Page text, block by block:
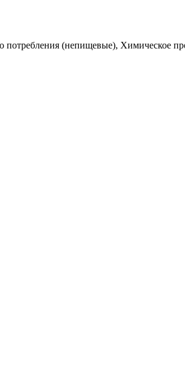
потребления (непищевые), Химическое